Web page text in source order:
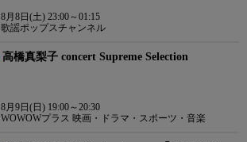
8月8日(土) 23:00～01:15
歌謡ポップスチャンネル
高橋真梨子 concert Supreme Selection
8月9日(日) 19:00～20:30
WOWOWプラス 映画・ドラマ・スポーツ・音楽